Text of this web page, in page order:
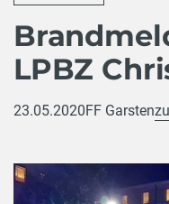
LPBZ
23.05.2020FF Garsten